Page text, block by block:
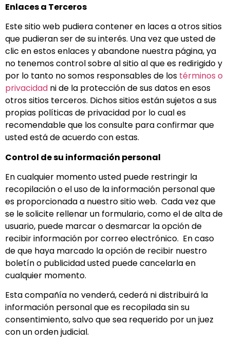
Enlaces a Terceros
Este sitio web pudiera contener en laces a otros sitios
que pudieran ser de su interés. Una vez que usted de
clic en estos enlaces y abandone nuestra página, ya
no tenemos control sobre al sitio al que es redirigido y
por lo tanto no somos responsables de los términos o
privacidad ni de la protección de sus datos en esos
otros sitios terceros. Dichos sitios están sujetos a sus
propias políticas de privacidad por lo cual es
recomendable que los consulte para confirmar que
usted está de acuerdo con estas.
Control de su información personal
En cualquier momento usted puede restringir la
recopilación o el uso de la información personal que
es proporcionada a nuestro sitio web. Cada vez que
se le solicite rellenar un formulario, como el de alta de
usuario, puede marcar o desmarcar la opción de
recibir información por correo electrónico. En caso
de que haya marcado la opción de recibir nuestro
boletín o publicidad usted puede cancelarla en
cualquier momento.
Esta compañía no venderá, cederá ni distribuirá la
información personal que es recopilada sin su
consentimiento, salvo que sea requerido por un juez
con un orden judicial.